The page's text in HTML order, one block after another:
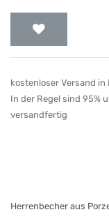
kostenloser Versand
In der Regel sind 95%
versandfertig
Herrenbecher aus